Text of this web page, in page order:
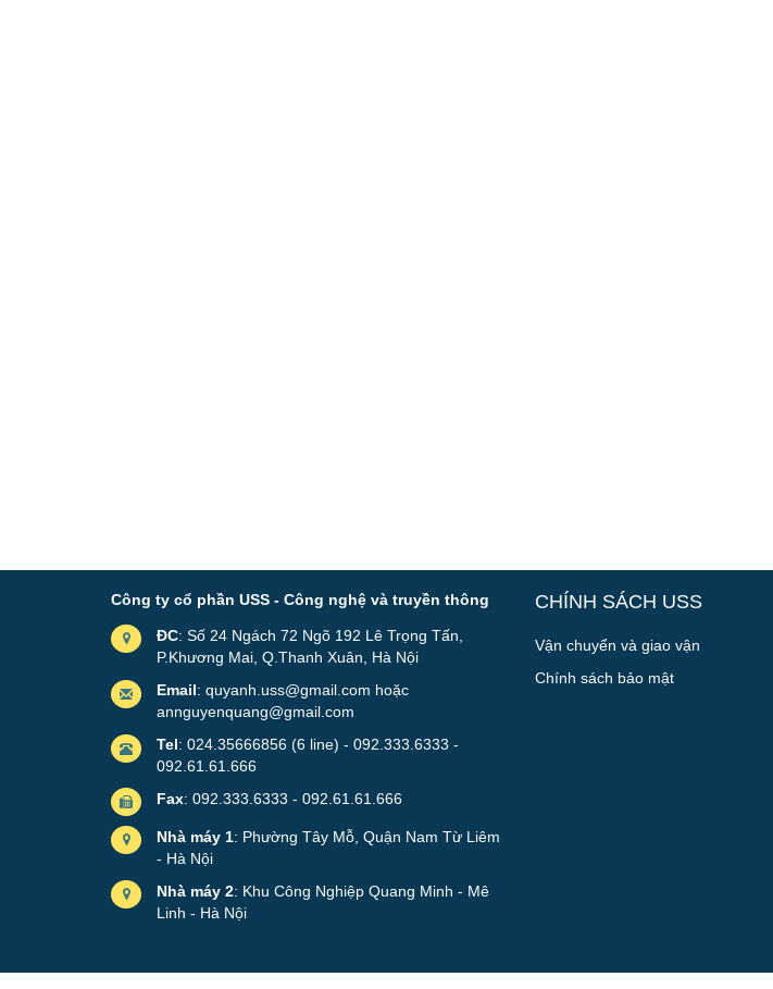
Công ty cổ phần USS - Công nghệ và truyền thông
ĐC: Số 24 Ngách 72 Ngõ 192 Lê Trọng Tấn,
P.Khương Mai, Q.Thanh Xuân, Hà Nội
Email: quyanh.uss@gmail.com hoặc
annguyenquang@gmail.com
Tel: 024.35666856 (6 line) - 092.333.6333 -
092.61.61.666
Fax: 092.333.6333 - 092.61.61.666
Nhà máy 1: Phường Tây Mỗ, Quận Nam Từ Liêm
- Hà Nội
Nhà máy 2: Khu Công Nghiệp Quang Minh - Mê
Linh - Hà Nội
CHÍNH SÁCH USS
Vận chuyển và giao vận
Chính sách bảo mật